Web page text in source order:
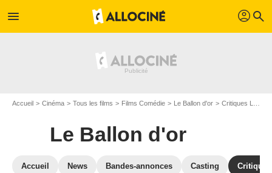
menu profil search
Accueil Cinéma Tous les films Films Comédie Le Ballon d'or Critiques Le Ballon d'or
Le Ballon d'or
Accueil News Bandes-annonces Casting